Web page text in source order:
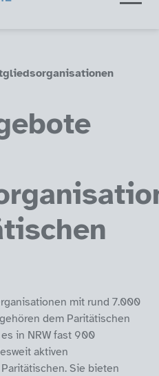
mit rund 7.000
dem Paritätischen
in NRW fast 900
aktiven
Sie bieten